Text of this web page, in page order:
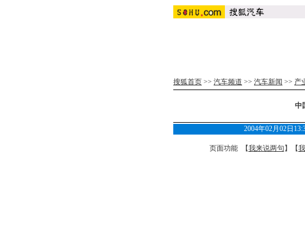
搜狐首页 >> 汽车频道 >> 汽车新闻 >> 产
中
2004年02月02日
页面功能 【我来说两句 】【